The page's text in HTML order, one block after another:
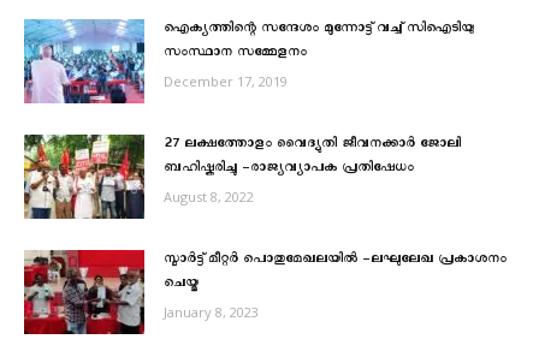
ഐക്യത്തിന്റെ സന്ദേശം മുന്നോട്ട് വച്ച് സിഐടിയു
സംസ്ഥാന സമ്മേളനം
December 17, 2019
27 ലക്ഷത്തോളം വൈദ്യുതി ജീവനക്കാർ ജോലി
ബഹിഷ്കരിച്ചു -രാജ്യവ്യാപക പ്രതിഷേധം
August 8, 2022
സ്മാര്‍ട്ട് മീറ്റര്‍ പൊതുമേഖലയില്‍ -ലഘുലേഖ പ്രകാശനം
ചെയ്തു
January 8, 2023